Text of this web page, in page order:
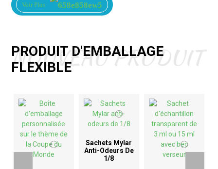
Voir Plus
PRODUIT D'EMBALLAGE
FLEXIBLE
NOUVEAU PRODUIT
Sachets Mylar
Anti-Odeurs De
1/8